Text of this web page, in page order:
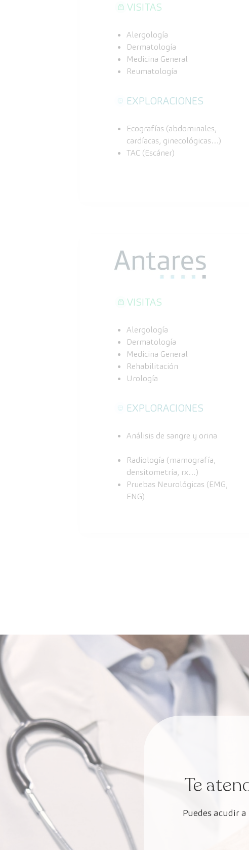
VISITAS
Alergología
Dermatología
Medicina General
Reumatología
EXPLORACIONES
Ecografías (abdominales,
cardíacas, ginecológicas…)
TAC (Escáner)
VISITAS
Alergología
Dermatología
Medicina General
Rehabilitación
Urología
EXPLORACIONES
Análisis de sangre y orina
Radiología (mamografía,
densitometría, rx…)
Pruebas Neurológicas (EMG,
ENG)
Te
Puedes acudir